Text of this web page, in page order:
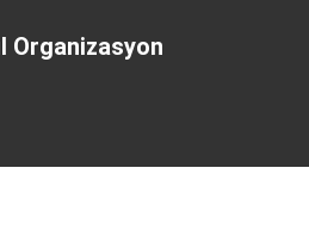
Organizasyon